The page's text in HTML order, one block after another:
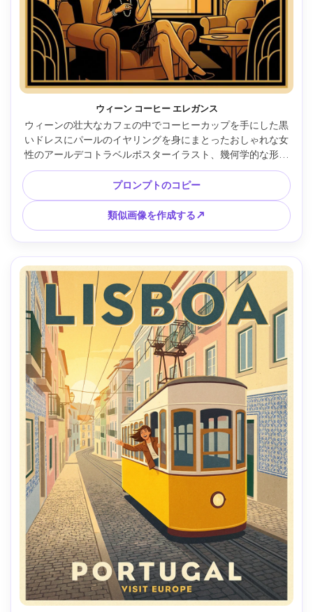
ウィーン コーヒー エレガンス
ウィーンの壮大なカフェの中でコーヒーカップを手にした黒
いドレスにパールのイヤリングを身にまとったおしゃれな女
性のアールデコトラベルポスターイラスト、幾何学的な形状
に簡略化されたシャンデリア、温かみのある琥珀色の照明、
ゴールドとブラックのパレット、対称的な構成、強力なボー
ダーフレーム、目的地の空きスペース タイトル --ar 4:5
プロンプトのコピー
類似画像を作成する↗